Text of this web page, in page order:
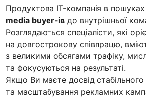
Продуктова IT-компанія в пошуках
media buyer-ів до внутрішньої
Розглядаються спеціалісти, які
на довгострокову співпрацю,
з великими обсягами трафіку,
та фокусуються на результаті.
Якщо Ви маєте досвід стабільного
та масштабування рекламних